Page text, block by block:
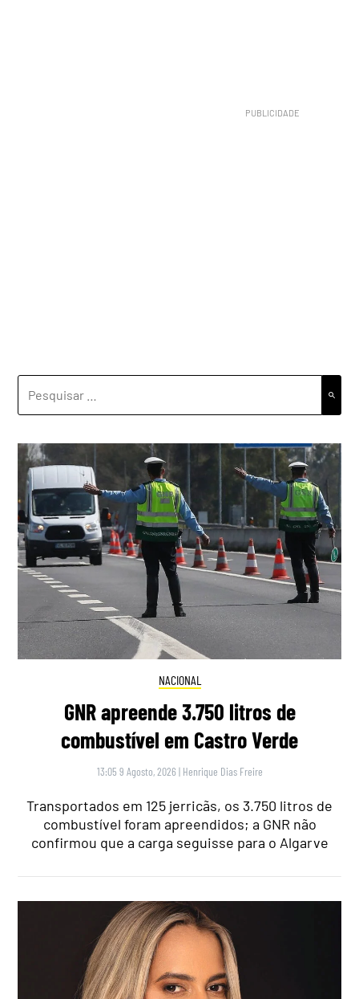
POR:
NACIONAL
GNR apreende 3.750 litros de
combustível em Castro Verde
13:05 9 Agosto, 2026 | Henrique Dias Freire
Transportados em 125 jerricãs, os 3.750 litros de
combustível foram apreendidos; a GNR não
confirmou que a carga seguisse para o Algarve